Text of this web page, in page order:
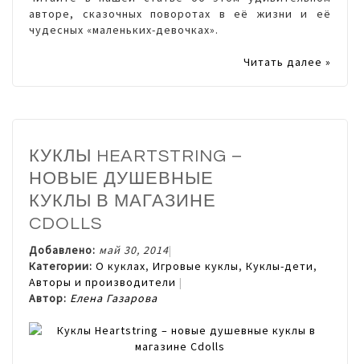
авторе, сказочных поворотах в её жизни и её
чудесных «маленьких-девочках».
Читать далее »
КУКЛЫ HEARTSTRING –
НОВЫЕ ДУШЕВНЫЕ
КУКЛЫ В МАГАЗИНЕ
CDOLLS
Добавлено: май 30, 2014
Категории: О куклах, Игровые куклы, Куклы-дети,
Авторы и производители
Автор: Елена Газарова